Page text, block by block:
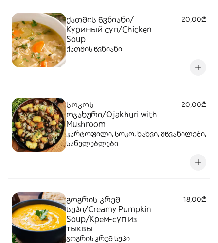
ქათმის წვნიანი/
Куриный суп/Chicken
Soup
20,00₾
ქათმის წვნიანი
სოკოს
ოჯახური/Ojakhuri with
Mushroom
20,00₾
კარტოფილი, სოკო, ხახვი, მწვანილები,
სანელებლები
გოგრის კრემ
სუპი/Creamy Pumpkin
Soup/Крем-суп из
тыквы
18,00₾
გოგრის კრემ სუპი